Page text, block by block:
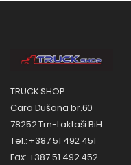
TRUCK SHOP
Cara Dušana br.60
78252 Trn-Laktaši BiH
Tel.: +387 51 492 451
Fax: +387 51 492 452